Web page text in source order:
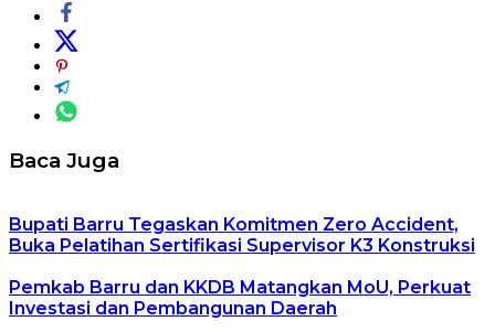
Baca Juga
Bupati Barru Tegaskan Komitmen Zero Accident,
Buka Pelatihan Sertifikasi Supervisor K3 Konstruksi
Pemkab Barru dan KKDB Matangkan MoU, Perkuat
Investasi dan Pembangunan Daerah